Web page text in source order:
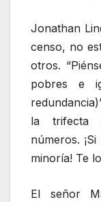
Jonathan
censo, no
otros.
pobres e
la trifecta
números.
minoría! Te
El señor